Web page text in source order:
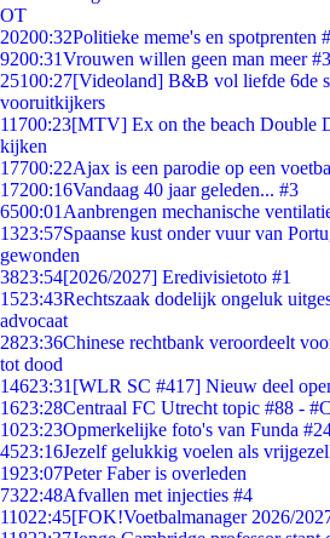
OT
20200:32Politieke meme's en spotprenten
9200:31Vrouwen willen geen man meer
25100:27[Videoland] B&B vol liefde 6de
vooruitkijkers
11700:23[MTV] Ex on the beach Double
kijken
17700:22Ajax is een parodie op een
17200:16Vandaag 40 jaar geleden... #3
6500:01 Aanbrengen mechanische
1323:57Spaanse kust onder vuur van
gewonden
3823:54[2026/2027] Eredivisietoto #1
1523:43Rechtszaak dodelijk ongeluk
advocaat
2823:36Chinese rechtbank veroordeelt
tot dood
14623:31 [WLR SC #417] Nieuw deel
1623:28Centraal FC Utrecht topic #88 -
1023:23Opmerkelijke foto's van Funda
4523:16Jezelf gelukkig voelen als
1923:07Peter Faber is overleden
7322:48Afvallen met injecties #4
11022:45[FOK!Voetbalmanager 2026/